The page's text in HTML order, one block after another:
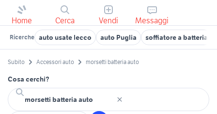
Home Cerca Vendi Messaggi
Ricerche auto usate lecco auto Puglia soffiatore a batteria
Subito Accessori auto morsetti batteria auto
Cosa cerchi?